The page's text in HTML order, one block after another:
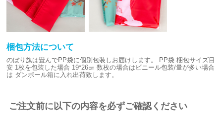
梱包方法について
のぼり旗は畳んでPP袋に個別包装しお届けします。
PP袋 梱包サイズ目
安 1枚を包装した場合 19*26㎝ 数枚の場合はビニール包装/量が多い場合
は ダンボール箱に入れ出荷致します。
ご注文前に以下の内容を必ずご確認ください